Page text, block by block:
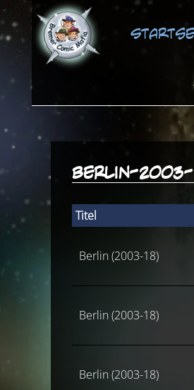
berlin-2003-
Titel
Berlin (2003-18)
Berlin (2003-18)
Berlin (2003-18)